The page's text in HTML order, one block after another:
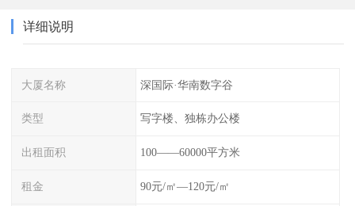
详细说明
大厦名称 深国际·华南数字谷
类型 写字楼、独栋办公楼
出租面积 100——60000平方米
租金 90元/㎡—120元/㎡